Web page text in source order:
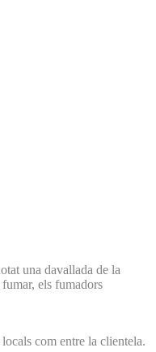
una davallada de la
els fumadors
com entre la clientela.